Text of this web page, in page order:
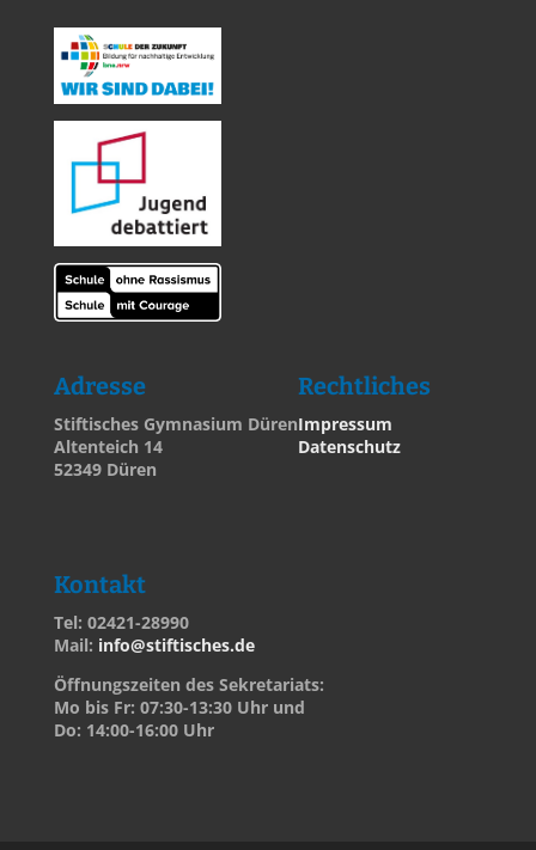
Adresse
Stiftisches Gymnasium Düren
Altenteich 14
52349 Düren
Rechtliches
Impressum
Datenschutz
Kontakt
Tel: 02421-28990
Mail: info@stiftisches.de
Öffnungszeiten des Sekretariats:
Mo bis Fr: 07:30-13:30 Uhr und
Do: 14:00-16:00 Uhr